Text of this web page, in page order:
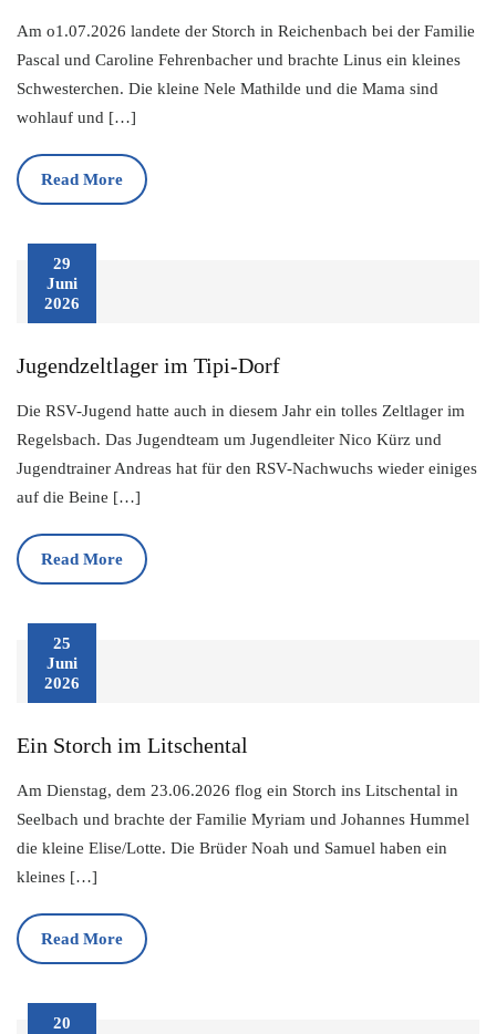
Am o1.07.2026 landete der Storch in Reichenbach bei der Familie
Pascal und Caroline Fehrenbacher und brachte Linus ein kleines
Schwesterchen. Die kleine Nele Mathilde und die Mama sind
wohlauf und […]
Read More
29
Juni
2026
Jugendzeltlager im Tipi-Dorf
Die RSV-Jugend hatte auch in diesem Jahr ein tolles Zeltlager im
Regelsbach. Das Jugendteam um Jugendleiter Nico Kürz und
Jugendtrainer Andreas hat für den RSV-Nachwuchs wieder einiges
auf die Beine […]
Read More
25
Juni
2026
Ein Storch im Litschental
Am Dienstag, dem 23.06.2026 flog ein Storch ins Litschental in
Seelbach und brachte der Familie Myriam und Johannes Hummel
die kleine Elise/Lotte. Die Brüder Noah und Samuel haben ein
kleines […]
Read More
20